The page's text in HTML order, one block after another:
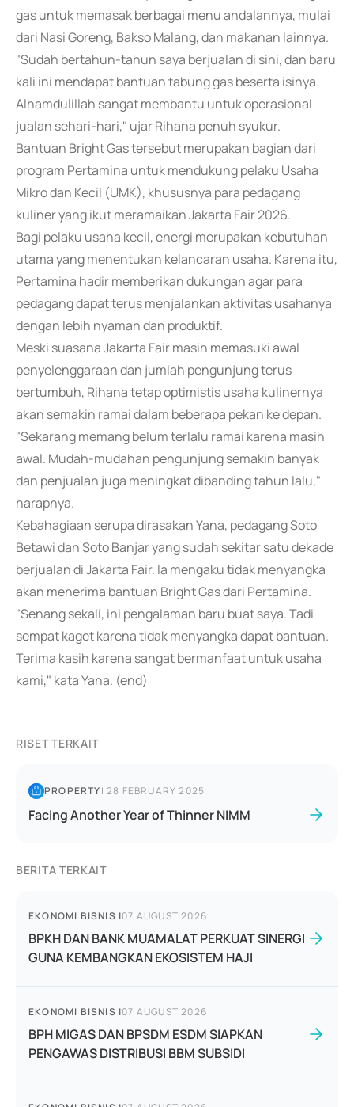
gas untuk memasak berbagai menu andalannya, mulai
dari Nasi Goreng, Bakso Malang, dan makanan lainnya.
"Sudah bertahun-tahun saya berjualan di sini, dan baru
kali ini mendapat bantuan tabung gas beserta isinya.
Alhamdulillah sangat membantu untuk operasional
jualan sehari-hari," ujar Rihana penuh syukur.
Bantuan Bright Gas tersebut merupakan bagian dari
program Pertamina untuk mendukung pelaku Usaha
Mikro dan Kecil (UMK), khususnya para pedagang
kuliner yang ikut meramaikan Jakarta Fair 2026.
Bagi pelaku usaha kecil, energi merupakan kebutuhan
utama yang menentukan kelancaran usaha. Karena itu,
Pertamina hadir memberikan dukungan agar para
pedagang dapat terus menjalankan aktivitas usahanya
dengan lebih nyaman dan produktif.
Meski suasana Jakarta Fair masih memasuki awal
penyelenggaraan dan jumlah pengunjung terus
bertumbuh, Rihana tetap optimistis usaha kulinernya
akan semakin ramai dalam beberapa pekan ke depan.
"Sekarang memang belum terlalu ramai karena masih
awal. Mudah-mudahan pengunjung semakin banyak
dan penjualan juga meningkat dibanding tahun lalu,"
harapnya.
Kebahagiaan serupa dirasakan Yana, pedagang Soto
Betawi dan Soto Banjar yang sudah sekitar satu dekade
berjualan di Jakarta Fair. Ia mengaku tidak menyangka
akan menerima bantuan Bright Gas dari Pertamina.
"Senang sekali, ini pengalaman baru buat saya. Tadi
sempat kaget karena tidak menyangka dapat bantuan.
Terima kasih karena sangat bermanfaat untuk usaha
kami," kata Yana. (end)
RISET TERKAIT
PROPERTY|28 FEBRUARY 2025
Facing Another Year of Thinner NIMM
BERITA TERKAIT
EKONOMI BISNIS |07 AUGUST 2026
BPKH DAN BANK MUAMALAT PERKUAT SINERGI
GUNA KEMBANGKAN EKOSISTEM HAJI
EKONOMI BISNIS |07 AUGUST 2026
BPH MIGAS DAN BPSDM ESDM SIAPKAN
PENGAWAS DISTRIBUSI BBM SUBSIDI